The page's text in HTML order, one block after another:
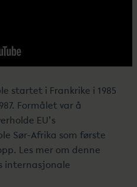
startet i Frankrike i 1985
Formålet var å
EU’s
Sør-Afrika som første
Les mer om denne
internasjonale